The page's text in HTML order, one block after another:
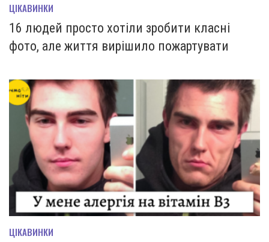
ЦІКАВИНКИ
16 людей просто хотіли зробити класні
фото, але життя вирішило пожартувати
ЦІКАВИНКИ